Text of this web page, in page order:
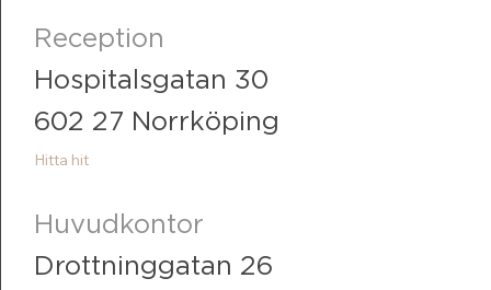
Reception
Hospitalsgatan 30
602 27 Norrköping
Hitta hit
Huvudkontor
Drottninggatan 26